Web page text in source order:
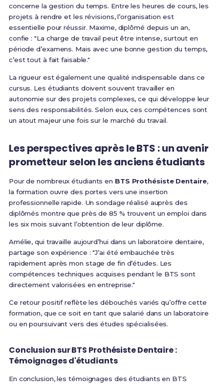
concerne la gestion du temps. Entre les heures de cours, les
projets à rendre et les révisions, l’organisation est
essentielle pour réussir. Maxime, diplômé depuis un an,
confie : "La charge de travail peut être intense, surtout en
période d’examens. Mais avec une bonne gestion du temps,
c’est tout à fait faisable."
La rigueur est également une qualité indispensable dans ce
cursus. Les étudiants doivent souvent travailler en
autonomie sur des projets complexes, ce qui développe leur
sens des responsabilités. Selon eux, ces compétences sont
un atout majeur une fois sur le marché du travail.
Les perspectives après le BTS : un avenir
prometteur selon les anciens étudiants
Pour de nombreux étudiants en BTS Prothésiste Dentaire,
la formation ouvre des portes vers une insertion
professionnelle rapide. Un sondage réalisé auprès des
diplômés montre que près de 85 % trouvent un emploi dans
les six mois suivant l’obtention de leur diplôme.
Amélie, qui travaille aujourd’hui dans un laboratoire dentaire,
partage son expérience : "J’ai été embauchée très
rapidement après mon stage de fin d’études. Les
compétences techniques acquises pendant le BTS sont
directement valorisées en entreprise."
Ce retour positif reflète les débouchés variés qu’offre cette
formation, que ce soit en tant que salarié dans un laboratoire
ou en poursuivant vers des études spécialisées.
Conclusion sur BTS Prothésiste Dentaire :
Témoignages d'étudiants
En conclusion, les témoignages des étudiants en BTS